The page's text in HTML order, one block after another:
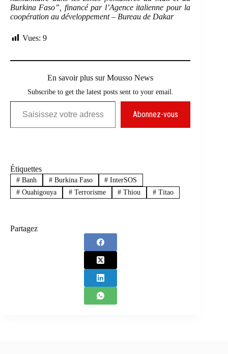
Burkina Faso”, financé par l’Agence italienne pour la
coopération au développement – Bureau de Dakar
Vues: 9
En savoir plus sur Mousso News
Subscribe to get the latest posts sent to your email.
Saisissez votre adresse e-mail…
Abonnez-vous
Étiquettes
#Banh #Burkina Faso # InterSOS
#Ouahigouya #Terrorisme # Thiou # Titao
Partagez